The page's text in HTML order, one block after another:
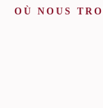
OÙ NOUS